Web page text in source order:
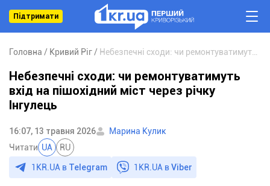
Підтримати
Головна Кривий Ріг
Небезпечні сходи: чи ремонтуватимуть
вхід на пішохідний міст через річку
Інгулець
16:07, 13 травня 2026
Марина Кулик
Читати UA RU
1KR.UA в Telegram 1KR.UA вViber